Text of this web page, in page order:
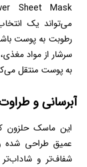
Sheet Mask
می‌تواند یک
رطوبت به پوست
سرشار از مواد
به پوست منتقل
آبرسانی و
این ماسک حلزون
عمیق طراحی شده و
شفاف‌تر و